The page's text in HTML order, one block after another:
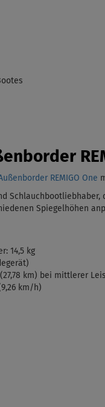
REMIGO One
Spiegelhöhen
14,5 kg
km) bei mittlerer
km/h)